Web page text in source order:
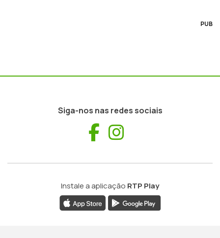
PUB
Siga-nos nas redes sociais
Facebook
Instale a aplicação RTP Play